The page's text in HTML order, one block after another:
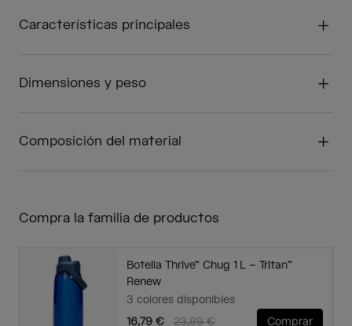
Características principales
Dimensiones y peso
Composición del material
Compra la familia de productos
Botella Thrive™ Chug 1 L – Tritan™
Renew
3 colores disponibles
Price reduced from
23,99 €to
16,79 € Comprar